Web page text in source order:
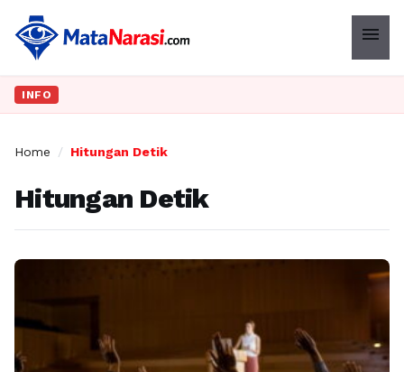
menu
INFO
Home / Hitungan Detik
Hitungan Detik